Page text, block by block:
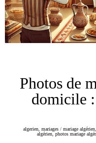
Photos de
domicile
algerien, mariages / mariage algérien,
algérien photos mariage